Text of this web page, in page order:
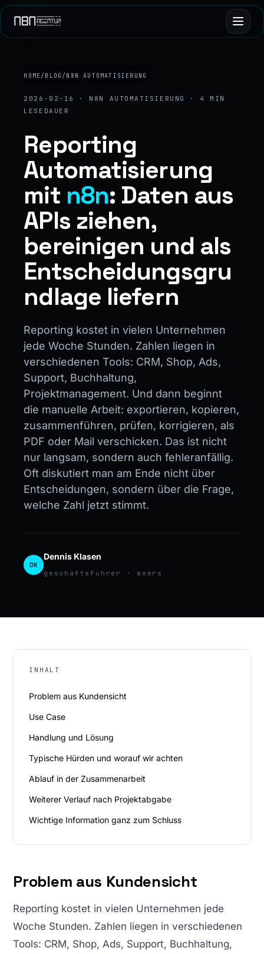
HOME/ BLOG / N8N AUTOMATISIERUNG
2026-02-16 · N8N AUTOMATISIERUNG · 4 MIN
LESEDAUER
Reporting
Automatisierung
mit n8n: Daten aus
APIs ziehen,
bereinigen und als
Entscheidungsgru
ndlage liefern
Reporting kostet in vielen Unternehmen
jede Woche Stunden. Zahlen liegen in
verschiedenen Tools: CRM, Shop, Ads,
Support, Buchhaltung,
Projektmanagement. Und dann beginnt
die manuelle Arbeit: exportieren, kopieren,
zusammenführen, prüfen, korrigieren, als
PDF oder Mail verschicken. Das ist nicht
nur langsam, sondern auch fehleranfällig.
Oft diskutiert man am Ende nicht über
Entscheidungen, sondern über die Frage,
welche Zahl jetzt stimmt.
DK
Dennis Klasen
geschäftsführer · moers
INHALT
Problem aus Kundensicht
Use Case
Handlung und Lösung
Typische Hürden und worauf wir achten
Ablauf in der Zusammenarbeit
Weiterer Verlauf nach Projektabgabe
Wichtige Information ganz zum Schluss
Problem aus Kundensicht
Reporting kostet in vielen Unternehmen jede
Woche Stunden. Zahlen liegen in verschiedenen
Tools: CRM, Shop, Ads, Support, Buchhaltung,